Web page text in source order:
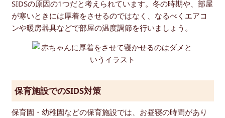
SIDSの原因の1つだと考えられています。冬の時期や、部屋
が寒いときには厚着をさせるのではなく、なるべくエアコ
ンや暖房器具などで部屋の温度調節を行いましょう。
保育施設でのSIDS対策
保育園・幼稚園などの保育施設では、お昼寝の時間があり